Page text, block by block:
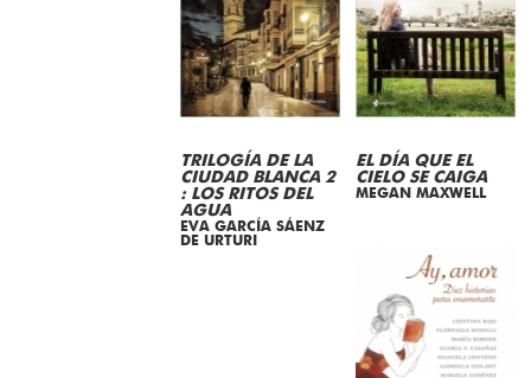
TRILOGÍA DE LA
CIUDAD BLANCA 2
: LOS RITOS DEL
AGUA
EVA GARCÍA SÁENZ
DE URTURI
EL DÍA QUE EL
CIELO SE CAIGA
MEGAN MAXWELL